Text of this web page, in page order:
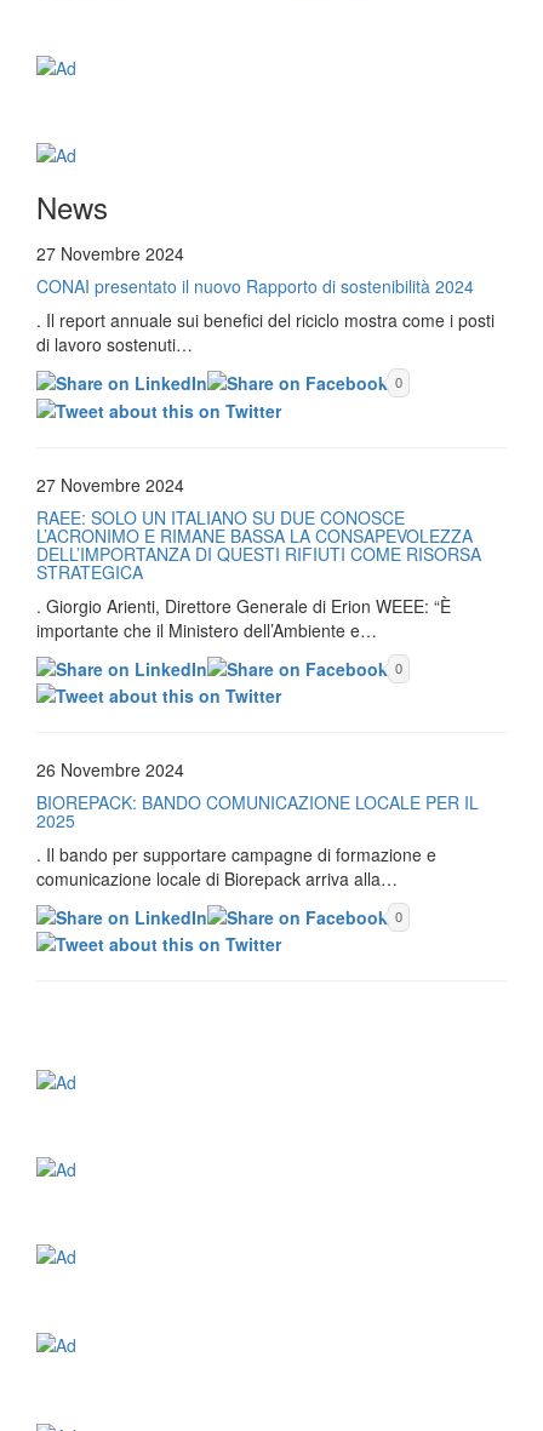
News
27 Novembre 2024
CONAI presentato il nuovo Rapporto di sostenibilità 2024
. Il report annuale sui benefici del riciclo mostra come i posti
di lavoro sostenuti…
0
27 Novembre 2024
RAEE: SOLO UN ITALIANO SU DUE CONOSCE
L’ACRONIMO E RIMANE BASSA LA CONSAPEVOLEZZA
DELL’IMPORTANZA DI QUESTI RIFIUTI COME RISORSA
STRATEGICA
. Giorgio Arienti, Direttore Generale di Erion WEEE: “È
importante che il Ministero dell’Ambiente e…
0
26 Novembre 2024
BIOREPACK: BANDO COMUNICAZIONE LOCALE PER IL
2025
. Il bando per supportare campagne di formazione e
comunicazione locale di Biorepack arriva alla…
0